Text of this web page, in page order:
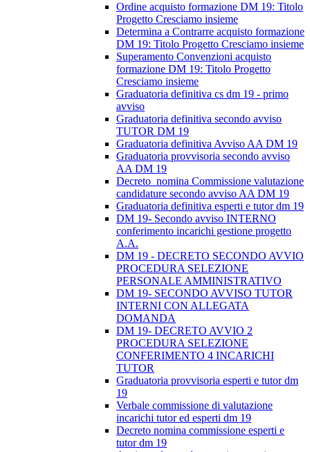
Ordine acquisto formazione DM 19: Titolo
Progetto Cresciamo insieme
Determina a Contrarre acquisto formazione
DM 19: Titolo Progetto Cresciamo insieme
Superamento Convenzioni acquisto
formazione DM 19: Titolo Progetto
Cresciamo insieme
Graduatoria definitiva cs dm 19 - primo
avviso
Graduatoria definitiva secondo avviso
TUTOR DM 19
Graduatoria definitiva Avviso AA DM 19
Graduatoria provvisoria secondo avviso
AA DM 19
Decreto_nomina Commissione valutazione
candidature secondo avviso AA DM 19
Graduatoria definitiva esperti e tutor dm 19
DM 19- Secondo avviso INTERNO
conferimento incarichi gestione progetto
A.A.
DM 19 - DECRETO SECONDO AVVIO
PROCEDURA SELEZIONE
PERSONALE AMMINISTRATIVO
DM 19- SECONDO AVVISO TUTOR
INTERNI CON ALLEGATA
DOMANDA
DM 19- DECRETO AVVIO 2
PROCEDURA SELEZIONE
CONFERIMENTO 4 INCARICHI
TUTOR
Graduatoria provvisoria esperti e tutor dm
19
Verbale commissione di valutazione
incarichi tutor ed esperti dm 19
Decreto nomina commissione esperti e
tutor dm 19